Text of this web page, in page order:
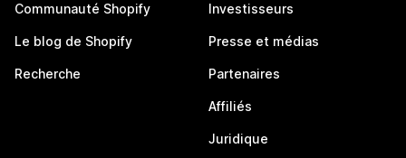
Communauté Shopify
Le blog de Shopify
Recherche
Investisseurs
Presse et médias
Partenaires
Affiliés
Juridique